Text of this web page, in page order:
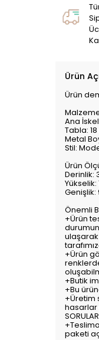
Ürün
Ürün
Ana
Tabla:
Metal
Stil:
Ürün
Derinlik:
Yükselik:
Genişlik:
Önemli
+Ürün
+Ürün
+Butik
+Bu
+Üretim
hasarlar
paketi